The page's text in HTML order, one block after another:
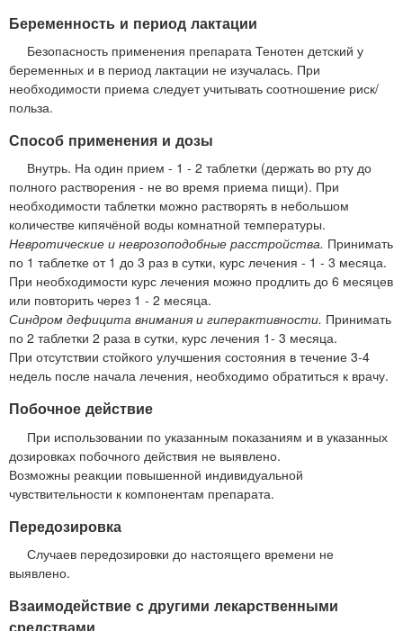
Беременность и период лактации
Безопасность применения препарата Тенотен детский у
беременных и в период лактации не изучалась. При
необходимости приема следует учитывать соотношение риск/
польза.
Способ применения и дозы
Внутрь. На один прием - 1 - 2 таблетки (держать во рту до
полного растворения - не во время приема пищи). При
необходимости таблетки можно растворять в небольшом
количестве кипячёной воды комнатной температуры.
Невротические и неврозоподобные расстройства. Принимать
по 1 таблетке от 1 до 3 раз в сутки, курс лечения - 1 - 3 месяца.
При необходимости курс лечения можно продлить до 6 месяцев
или повторить через 1 - 2 месяца.
Синдром дефицита внимания и гиперактивности. Принимать
по 2 таблетки 2 раза в сутки, курс лечения 1- 3 месяца.
При отсутствии стойкого улучшения состояния в течение 3-4
недель после начала лечения, необходимо обратиться к врачу.
Побочное действие
При использовании по указанным показаниям и в указанных
дозировках побочного действия не выявлено.
Возможны реакции повышенной индивидуальной
чувствительности к компонентам препарата.
Передозировка
Случаев передозировки до настоящего времени не
выявлено.
Взаимодействие с другими лекарственными
средствами